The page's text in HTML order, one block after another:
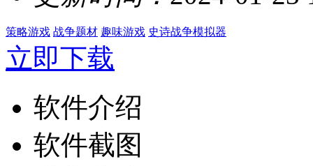
策略游戏 战争题材 趣味游戏 史诗战争模拟器
立即下载
软件介绍
软件截图